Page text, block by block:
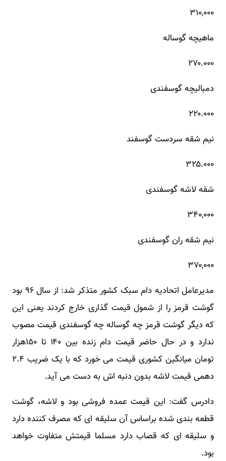
۳۱۰,۰۰۰
ماهیچه گوساله
۲۷۰.۰۰۰
دمبالیچه گوسفندی
۲۲۰.۰۰۰
نیم شقه سردست گوسفند
۳۲۵.۰۰۰
شقه لاشه گوسفندی
۳۴۰,۰۰۰
نیم شقه ران گوسفندی
۳۷۰,۰۰۰
مدیرعامل اتحادیه دام سبک کشور متذکر شد: از سال ۹۶ بود
گوشت قرمز را از شمول قیمت گذاری خارج کردند یعنی این
که دیگر گوشت قرمز چه گوساله چه گوسفندی قیمت مصوب
ندارد و در حال حاضر قیمت دام زنده بین ۱۴۰ تا ۱۵۰هزار
تومان میانگین کشوری قیمت می خورد که با یک ضریب ۲.۴
دهمی قیمت لاشه بدون دنبه اش به دست می آید.
دادرس گفت: این قیمت عمده فروشی بود و لاشه، گوشت
قطعه بندی شده براساس آن سلیقه ای که مصرف کننده دارد
و سلیقه ای که قصاب دارد مسلما قیمتش متفاوت خواهد
بود.